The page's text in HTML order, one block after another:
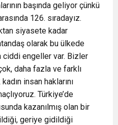
başında geliyor çünkü
126. sıradayız.
siyasete kadar
olarak bu ülkede
ciddi engeller var. Bizler
daha fazla ve farklı
insan haklarını
Türkiye’de
kazanılmış olan bir
geriye gidildiği